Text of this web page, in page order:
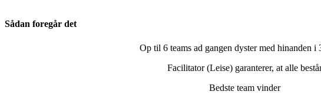
Sådan foregår det
Op til 6 teams ad gangen dyster med hinanden i
Facilitator (Leise) garanterer, at alle
Bedste team vinder